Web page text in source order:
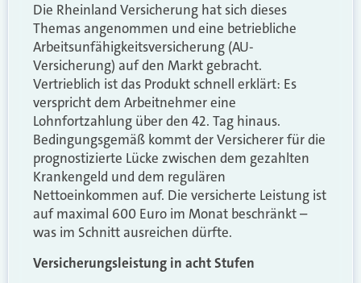
Die Rheinland Versicherung hat sich dieses
Themas angenommen und eine betriebliche
Arbeitsunfähigkeitsversicherung (AU-
Versicherung) auf den Markt gebracht.
Vertrieblich ist das Produkt schnell erklärt: Es
verspricht dem Arbeitnehmer eine
Lohnfortzahlung über den 42. Tag hinaus.
Bedingungsgemäß kommt der Versicherer für die
prognostizierte Lücke zwischen dem gezahlten
Krankengeld und dem regulären
Nettoeinkommen auf. Die versicherte Leistung ist
auf maximal 600 Euro im Monat beschränkt –
was im Schnitt ausreichen dürfte.
Versicherungsleistung in acht Stufen